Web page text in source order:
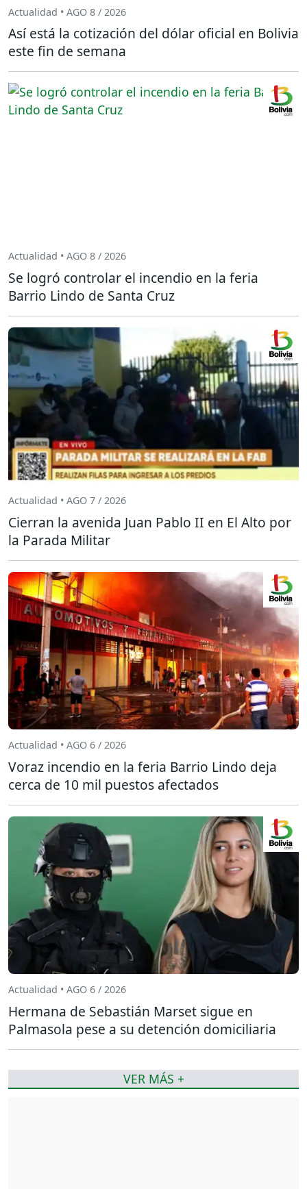
Actualidad • AGO 8 / 2026
Así está la cotización del dólar oficial en Bolivia
este fin de semana
Actualidad • AGO 8 / 2026
Se logró controlar el incendio en la feria
Barrio Lindo de Santa Cruz
Actualidad • AGO 7 / 2026
Cierran la avenida Juan Pablo II en El Alto por
la Parada Militar
Actualidad • AGO 6 / 2026
Voraz incendio en la feria Barrio Lindo deja
cerca de 10 mil puestos afectados
Actualidad • AGO 6 / 2026
Hermana de Sebastián Marset sigue en
Palmasola pese a su detención domiciliaria
VER MÁS +